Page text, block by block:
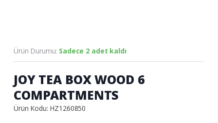
Ürün Durumu: Sadece 2 adet kaldı
JOY TEA BOX WOOD 6
COMPARTMENTS
Ürün Kodu: HZ1260850